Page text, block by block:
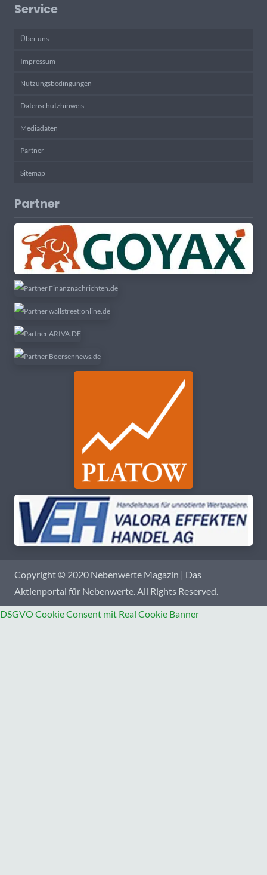
Service
Über uns
Impressum
Nutzungsbedingungen
Datenschutzhinweis
Mediadaten
Partner
Sitemap
Partner
Copyright © 2020 Nebenwerte Magazin | Das
Aktienportal für Nebenwerte. All Rights Reserved.
DSGVO Cookie Consent mit Real Cookie Banner